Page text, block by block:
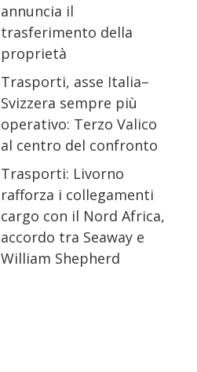
annuncia il
trasferimento della
proprietà
Trasporti, asse Italia–
Svizzera sempre più
operativo: Terzo Valico
al centro del confronto
Trasporti: Livorno
rafforza i collegamenti
cargo con il Nord Africa,
accordo tra Seaway e
William Shepherd